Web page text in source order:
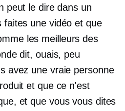
peut le dire dans un
faites une vidéo et que
les meilleurs des
dit, ouais, peu
avez une vraie personne
et que ce n'est
et que vous vous dites